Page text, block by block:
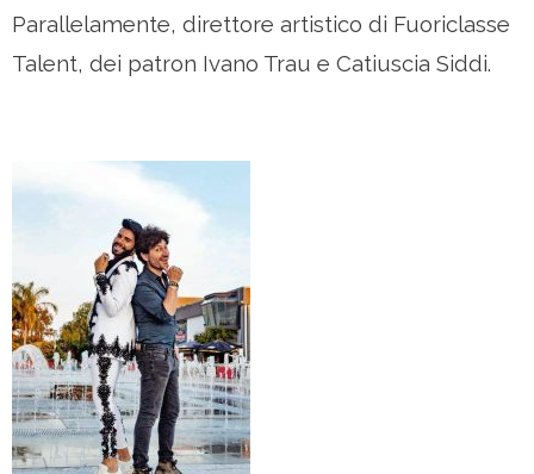
Parallelamente, direttore artistico di Fuoriclasse
Talent, dei patron Ivano Trau e Catiuscia Siddi.